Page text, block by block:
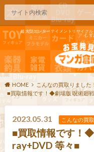
超大型エンターテイメントリサイク
して
HOME
こんなの買取りました！
■買取情報です！◆劇場版 呪術廻
2023.05.31 こんなの買
■買取情報です！
ray+DVD 等々■